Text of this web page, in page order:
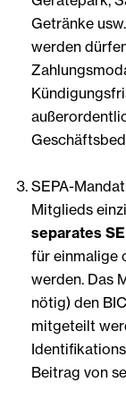
Getränke
werden
SEPA-
Mitglieds
separates
für einmalige
werden. Das
nötig) den
mitgeteilt
Beitrag von